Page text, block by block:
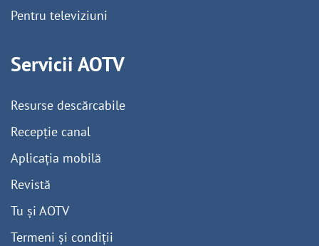
Pentru televiziuni
Servicii AOTV
Resurse descărcabile
Recepție canal
Aplicația mobilă
Revistă
Tu și AOTV
Termeni și condiții